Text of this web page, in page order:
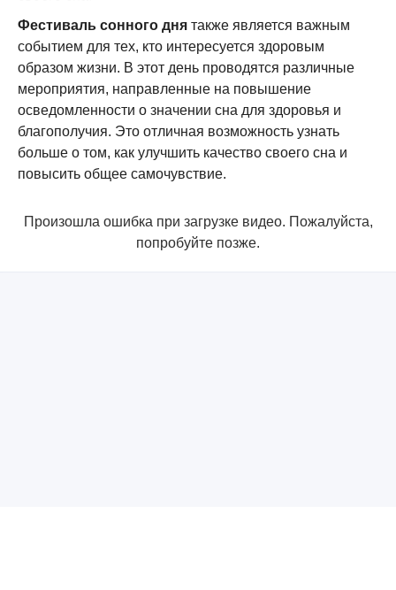
Фестиваль сонного дня также является важным
событием для тех, кто интересуется здоровым
образом жизни. В этот день проводятся различные
мероприятия, направленные на повышение
осведомленности о значении сна для здоровья и
благополучия. Это отличная возможность узнать
больше о том, как улучшить качество своего сна и
повысить общее самочувствие.
Произошла ошибка при загрузке видео. Пожалуйста,
попробуйте позже.